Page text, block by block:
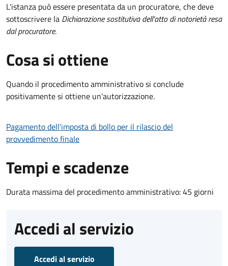
L'istanza può essere presentata da un procuratore, che deve
sottoscrivere la Dichiarazione sostitutiva dell'atto di notorietà resa
dal procuratore.
Cosa si ottiene
Quando il procedimento amministrativo si conclude
positivamente si ottiene un'autorizzazione.
Pagamento dell'imposta di bollo per il rilascio del
provvedimento finale
Tempi e scadenze
Durata massima del procedimento amministrativo: 45 giorni
Accedi al servizio
Accedi al servizio